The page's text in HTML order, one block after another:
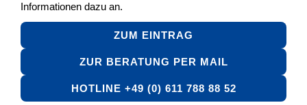
Informationen dazu an.
ZUM EINTRAG
ZUR BERATUNG PER MAIL
HOTLINE +49 (0) 611 788 88 52